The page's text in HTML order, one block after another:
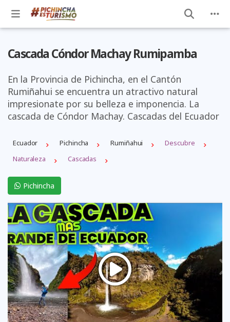
Cascada Cóndor Machay Rumipamba
En la Provincia de Pichincha, en el Cantón
Rumiñahui se encuentra un atractivo natural
impresionate por su belleza e imponencia. La
cascada de Cóndor Machay. Cascadas del Ecuador
Ecuador Pichincha Rumiñahui
Descubre
Naturaleza
Cascadas
Pichincha
Previous